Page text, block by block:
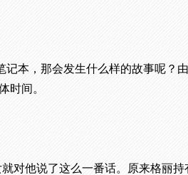
本，那会发生什么样的故事呢？
时间。
对他说了这么一番话。原来格丽